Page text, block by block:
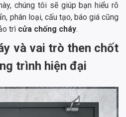
chúng tôi sẽ giúp bạn hiểu rõ
phân loại, cấu tạo, báo giá cũng
trì cửa chống cháy.
và vai trò then chốt
trình hiện đại